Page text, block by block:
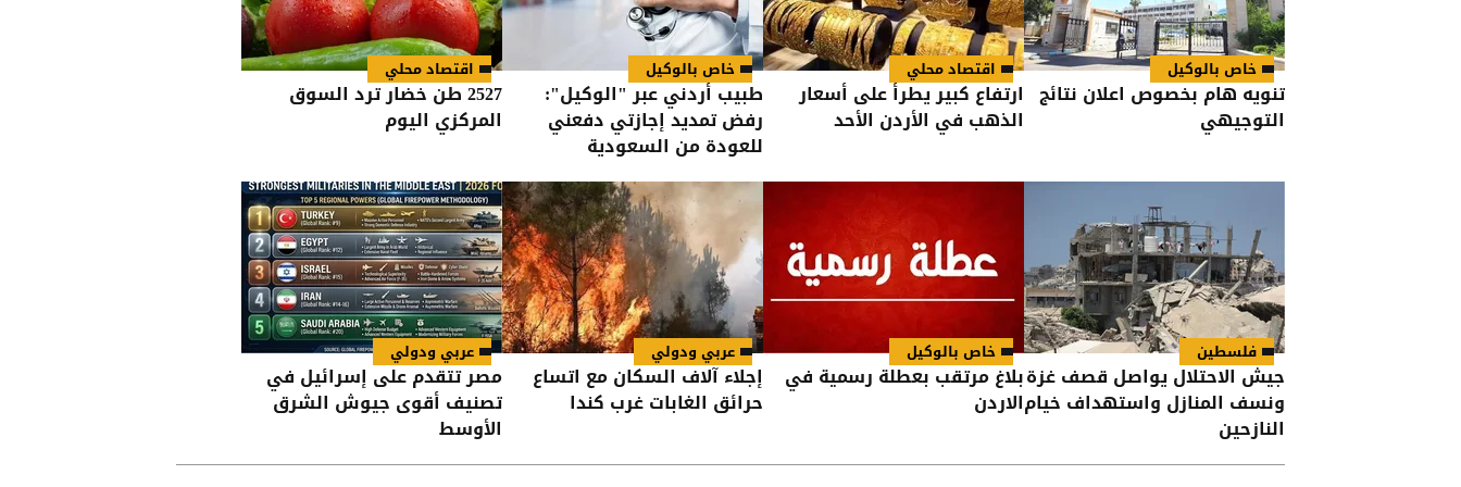
خاص بالوكيل
تنويه هام بخصوص اعلان نتائج
التوجيهي
اقتصاد محلي
ارتفاع كبير يطرأ على أسعار
الذهب في الأردن الأحد
خاص بالوكيل
طبيب أردني عبر "الوكيل":
رفض تمديد إجازتي دفعني
للعودة من السعودية
اقتصاد محلي
2527 طن خضار ترد السوق
المركزي اليوم
فلسطين
جيش الاحتلال يواصل قصف غزة
ونسف المنازل واستهداف خيام
النازحين
خاص بالوكيل
بلاغ مرتقب بعطلة رسمية في
الاردن
عربي ودولي
إجلاء آلاف السكان مع اتساع
حرائق الغابات غرب كندا
عربي ودولي
مصر تتقدم على إسرائيل في
تصنيف أقوى جيوش الشرق
الأوسط